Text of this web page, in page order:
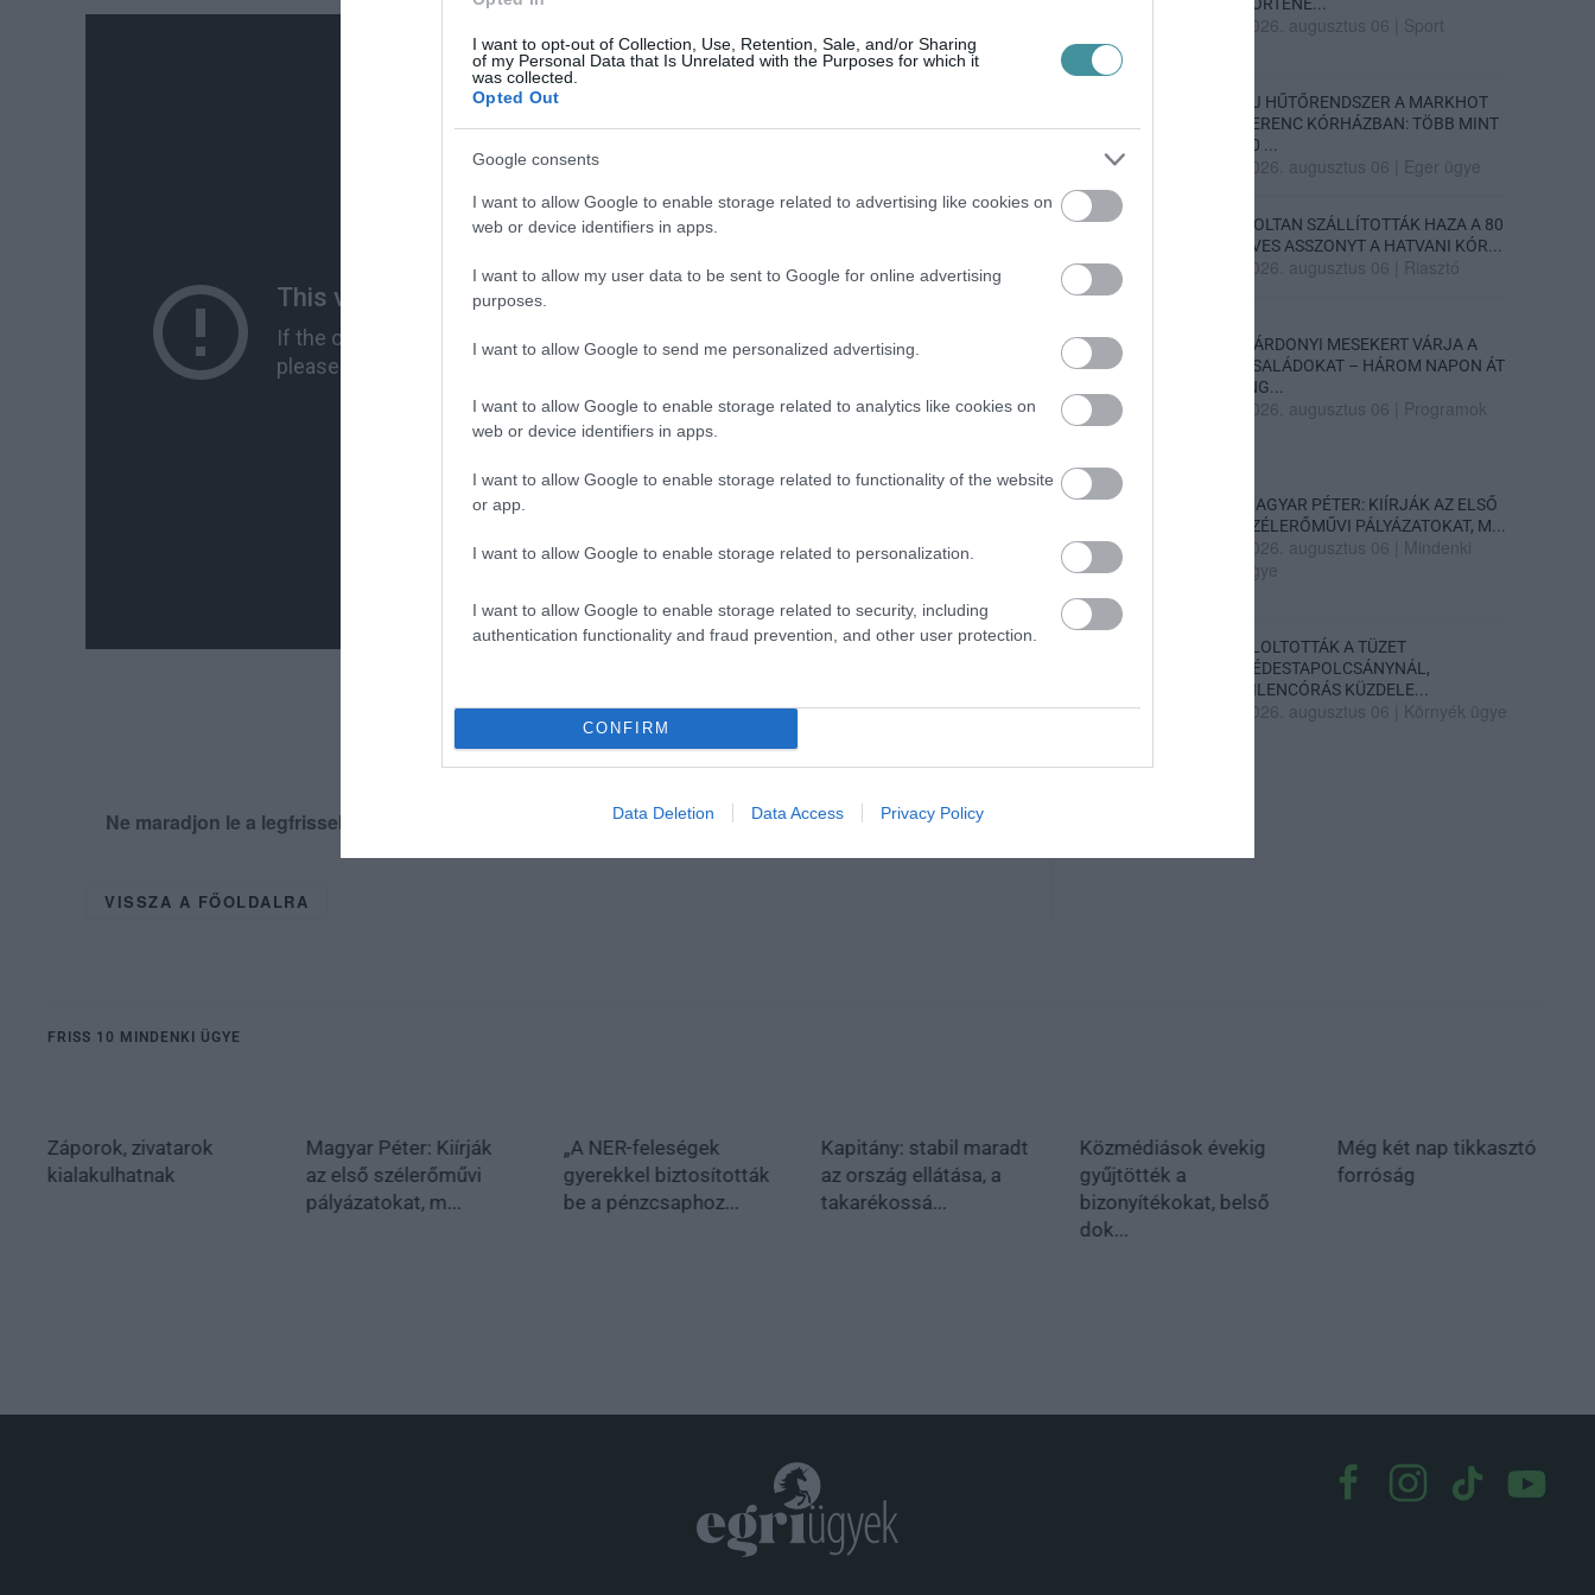
I want to opt-out of Collection, Use, Retention, Sale, and/or Sharing
of my Personal Data that Is Unrelated with the Purposes for which it
was collected.
Opted Out
Google consents
I want to allow Google to enable storage related to advertising like cookies on
web or device identifiers in apps.
I want to allow my user data to be sent to Google for online advertising
purposes.
I want to allow Google to send me personalized advertising.
I want to allow Google to enable storage related to analytics like cookies on
web or device identifiers in apps.
I want to allow Google to enable storage related to functionality of the website
or app.
I want to allow Google to enable storage related to personalization.
I want to allow Google to enable storage related to security, including
authentication functionality and fraud prevention, and other user protection.
CONFIRM
Data Deletion Data Access Privacy Policy
Ne maradjon le a legfrissebb hírekről, kövessen bennünket az EGRI ÜGYEK Google Hírek oldalán!
VISSZA A FŐOLDALRA
2026. augusztus 06 Sport
ÚJ HŰTŐRENDSZER A MARKHOT
FERENC KÓRHÁZBAN: TÖBB MINT
70 ...
2026. augusztus 06 Eger ügye
HOLTAN SZÁLLÍTOTTÁK HAZA A 80
ÉVES ASSZONYT A HATVANI KÓR...
2026. augusztus 06 Riasztó
GÁRDONYI MESEKERT VÁRJA A
CSALÁDOKAT – HÁROM NAPON ÁT
ING...
2026. augusztus 06 Programok
MAGYAR PÉTER: KIÍRJÁK AZ ELSŐ
SZÉLERŐMŰVI PÁLYÁZATOKAT, M...
2026. augusztus 06
Mindenki
ügye
ELOLTOTTÁK A TÜZET
DÉDESTAPOLCSÁNYNÁL,
KILENCÓRÁS KÜZDELE...
2026. augusztus 06 Környék ügye
FRISS 10 MINDENKI ÜGYE
Záporok, zivatarok
kialakulhatnak
Magyar Péter: Kiírják
az első szélerőművi
pályázatokat, m...
„A NER-feleségek
gyerekkel biztosították
be a pénzcsaphoz...
Kapitány: stabil maradt
az ország ellátása, a
takarékossá...
Közmédiások évekig
gyűjtötték a
bizonyítékokat, belső
dok...
Még két nap tikkasztó
forróság